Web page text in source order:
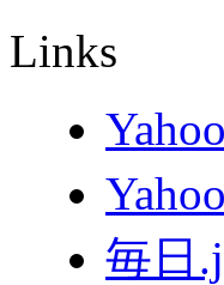
Links
毎日